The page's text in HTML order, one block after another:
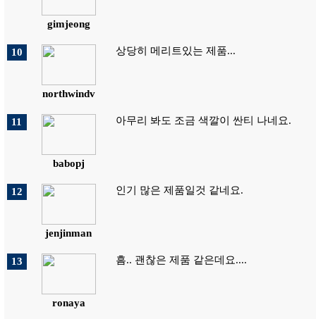
gimjeong
10
northwindv
상당히 메리트있는 제품...
11
babopj
아무리 봐도 조금 색깔이 싼티 나네요.
12
jenjinman
인기 많은 제품일것 같네요.
13
ronaya
흠.. 괜찮은 제품 같은데요....